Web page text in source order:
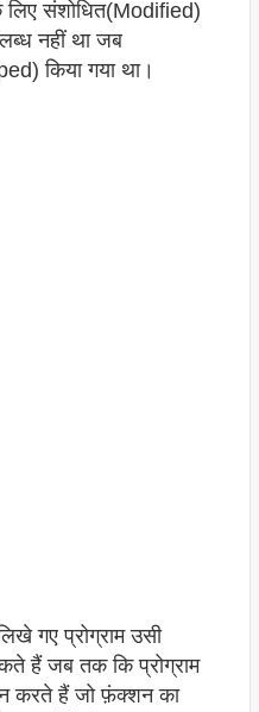
संशोधित(Modified)
नहीं था जब
किया गया था।
गए प्रोग्राम उसी
हैं जब तक कि प्रोग्राम
करते हैं जो फ़ंक्शन का